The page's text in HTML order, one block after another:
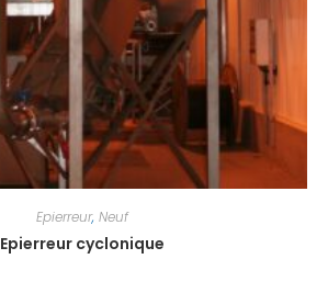
Epierreur, Neuf
Epierreur cyclonique